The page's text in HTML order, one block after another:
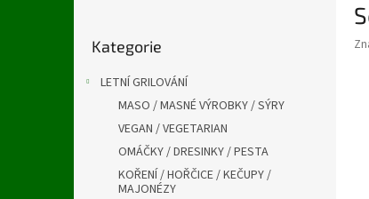
kategorie
Kategorie
LETNÍ GRILOVÁNÍ
MASO / MASNÉ VÝROBKY / SÝRY
VEGAN / VEGETARIAN
OMÁČKY / DRESINKY / PESTA
KOŘENÍ / HOŘČICE / KEČUPY /
MAJONÉZY